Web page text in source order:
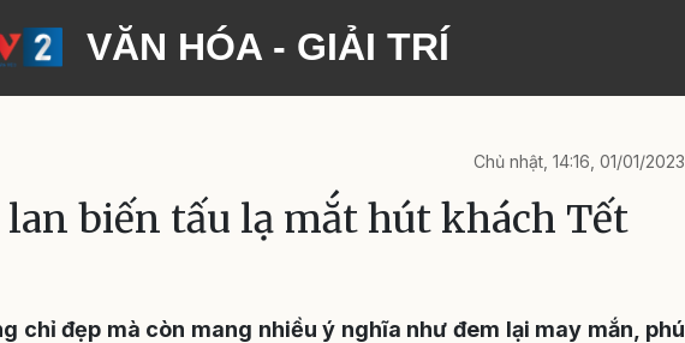
VĂN HÓA - GIẢI TRÍ
Chủ nhật, 14:16, 01/01/2023
biến tấu lạ mắt hút khách Tết
chỉ đẹp mà còn mang nhiều ý nghĩa như đem lại may mắn, phú